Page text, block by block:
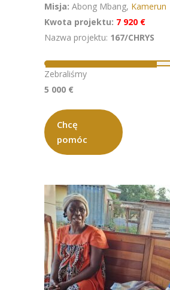
Misja: Abong Mbang, Kamerun
Kwota projektu: 7 920 €
Nazwa projektu: 167/CHRYS
Chcę
pomóc
Zebraliśmy
5 000 €